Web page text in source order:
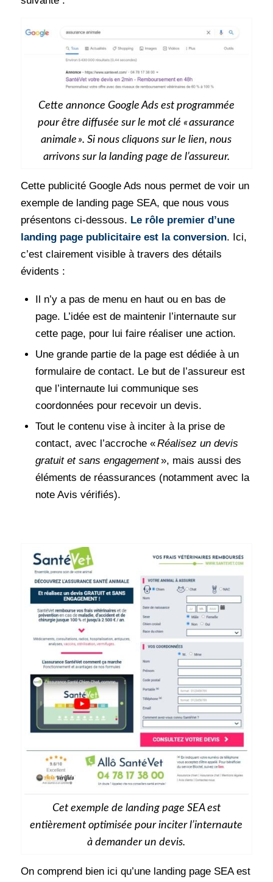
Cette annonce Google Ads est programmée
pour être diffusée sur le mot clé « assurance
animale ». Si nous cliquons sur le lien, nous
arrivons sur la landing page de l’assureur.
Cette publicité Google Ads nous permet de voir un
exemple de landing page SEA, que nous vous
présentons ci-dessous. Le rôle premier d’une
landing page publicitaire est la conversion. Ici,
c’est clairement visible à travers des détails
évidents :
Il n’y a pas de menu en haut ou en bas de
page. L’idée est de maintenir l’internaute sur
cette page, pour lui faire réaliser une action.
Une grande partie de la page est dédiée à un
formulaire de contact. Le but de l’assureur est
que l’internaute lui communique ses
coordonnées pour recevoir un devis.
Tout le contenu vise à inciter à la prise de
contact, avec l’accroche «Réalisez un devis
gratuit et sans engagement», mais aussi des
éléments de réassurances (notamment avec la
note Avis vérifiés).
Cet exemple de landing page SEA est
entièrement optimisée pour inciter l’internaute
à demander un devis.
On comprend bien ici qu’une landing page SEA est